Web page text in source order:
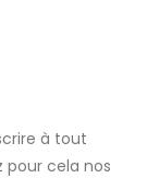
à tout
pour cela nos